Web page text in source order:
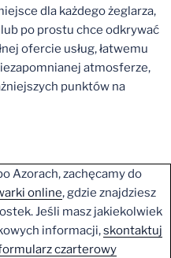
dla każdego żeglarza,
po prostu chce odkrywać
ofercie usług, łatwemu
atmosferze,
punktów na
Azorach, zachęcamy do
online, gdzie znajdziesz
Jeśli masz jakiekolwiek
informacji,skontaktuj
czarterowy